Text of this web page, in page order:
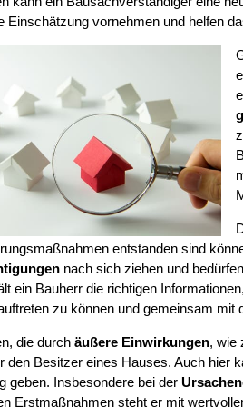
Einschätzung vornehmen und helfen
entstanden sind
nach sich ziehen und
ein Bauherr die richtigen
zu können und gemeinsam
die durch äußere Einwirkungen, wie
den Besitzer eines Hauses. Auch hier
geben. Insbesondere bei der
Erstmaßnahmen steht er mit